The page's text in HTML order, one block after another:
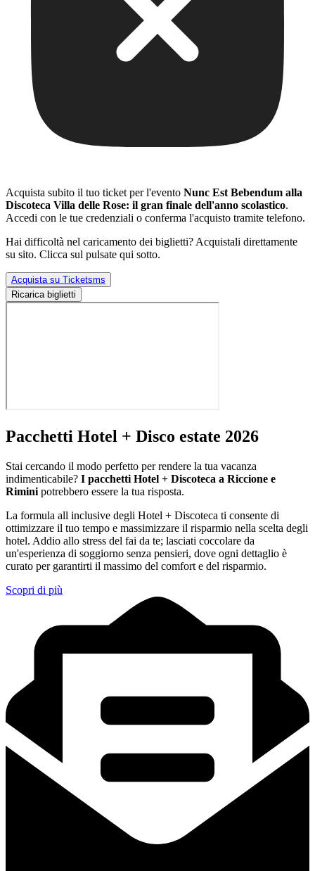
Acquista subito il tuo ticket per l'evento Nunc Est Bebendum alla
Discoteca Villa delle Rose: il gran finale dell'anno scolastico.
Accedi con le tue credenziali o conferma l'acquisto tramite telefono.
Hai difficoltà nel caricamento dei biglietti? Acquistali direttamente
su sito. Clicca sul pulsate qui sotto.
Acquista su Ticketsms
Ricarica biglietti
Pacchetti Hotel + Disco estate 2026
Stai cercando il modo perfetto per rendere la tua vacanza
indimenticabile? I pacchetti Hotel + Discoteca a Riccione e
Rimini potrebbero essere la tua risposta.
La formula all inclusive degli Hotel + Discoteca ti consente di
ottimizzare il tuo tempo e massimizzare il risparmio nella scelta degli
hotel. Addio allo stress del fai da te; lasciati coccolare da
un'esperienza di soggiorno senza pensieri, dove ogni dettaglio è
curato per garantirti il massimo del comfort e del risparmio.
Scopri di più